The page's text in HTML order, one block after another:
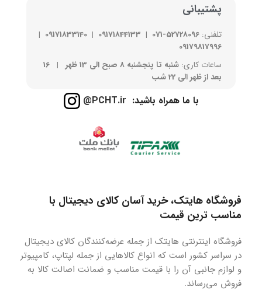
با ما همراه باشید: PCHT.ir@
پشتیبانی
تلفنی: 52728096-071
|
09171844133
|
09171833140
|
09179817996
ساعات کاری:
شنبه تا پنجشنبه 8 صبح الی 13 ظهر | 16
بعد از ظهر الی 22 شب
فروشگاه هایتک، خرید آسان کالای دیجیتال با
مناسب ترین قیمت
فروشگاه اینترنتی هایتک از جمله عرضه‌کنندگان کالای دیجیتال
در سراسر کشور است که انواع کالاهایی از جمله لپتاپ، کامپیوتر
و لوازم جانبی آن را با قیمت مناسب و ضمانت اصالت کالا به
فروش می‌رساند.